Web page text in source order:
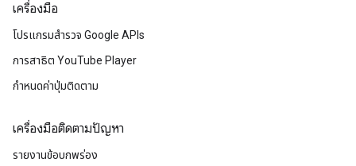
เครื่องมือ
โปรแกรมสำรวจ Google APIs
การสาธิต YouTube Player
กำหนดค่าปุ่มติดตาม
เครื่องมือติดตามปัญหา
รายงานข้อบกพร่อง